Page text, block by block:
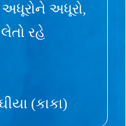
અધૂરો,
રહે
(કાકા)